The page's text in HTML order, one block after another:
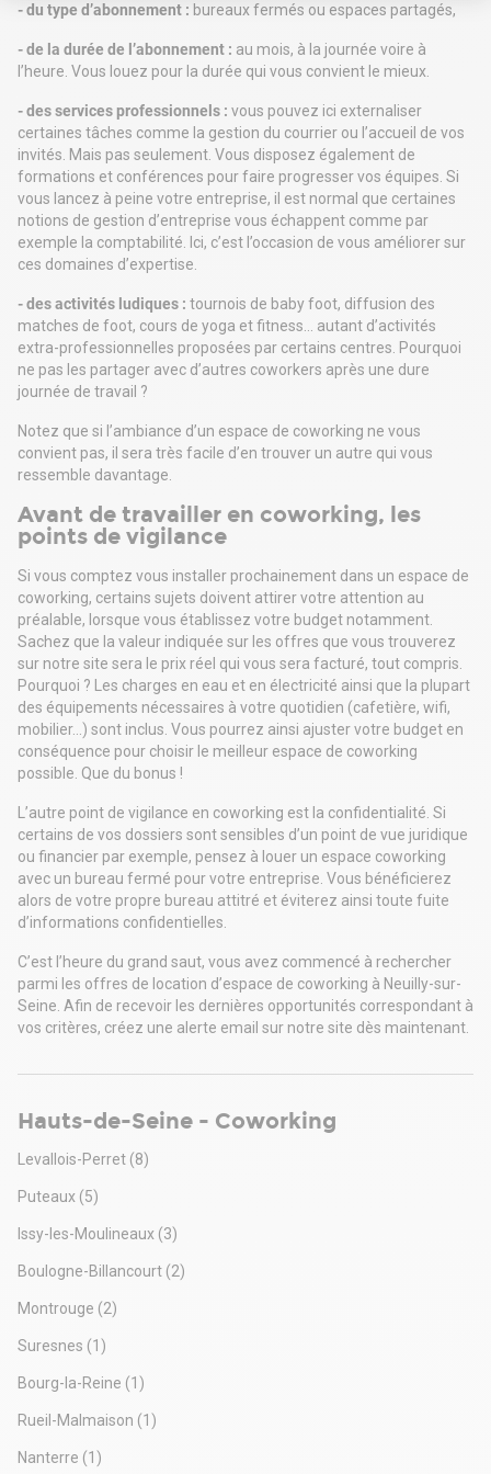
Notre plateforme vous permet d'adapter et de gérer vos paramètres
- du type d’abonnement : bureaux fermés ou espaces partagés,
- de la durée de l’abonnement : au mois, à la journée voire à
l’heure. Vous louez pour la durée qui vous convient le mieux.
- des services professionnels : vous pouvez ici externaliser
certaines tâches comme la gestion du courrier ou l’accueil de vos
invités. Mais pas seulement. Vous disposez également de
formations et conférences pour faire progresser vos équipes. Si
vous lancez à peine votre entreprise, il est normal que certaines
notions de gestion d’entreprise vous échappent comme par
exemple la comptabilité. Ici, c’est l’occasion de vous améliorer sur
ces domaines d’expertise.
- des activités ludiques : tournois de baby foot, diffusion des
matches de foot, cours de yoga et fitness… autant d’activités
extra-professionnelles proposées par certains centres. Pourquoi
ne pas les partager avec d’autres coworkers après une dure
journée de travail ?
Notez que si l’ambiance d’un espace de coworking ne vous
convient pas, il sera très facile d’en trouver un autre qui vous
ressemble davantage.
Avant de travailler en coworking, les
points de vigilance
Si vous comptez vous installer prochainement dans un espace de
coworking, certains sujets doivent attirer votre attention au
préalable, lorsque vous établissez votre budget notamment.
Sachez que la valeur indiquée sur les offres que vous trouverez
sur notre site sera le prix réel qui vous sera facturé, tout compris.
Pourquoi ? Les charges en eau et en électricité ainsi que la plupart
des équipements nécessaires à votre quotidien (cafetière, wifi,
mobilier…) sont inclus. Vous pourrez ainsi ajuster votre budget en
conséquence pour choisir le meilleur espace de coworking
possible. Que du bonus !
L’autre point de vigilance en coworking est la confidentialité. Si
certains de vos dossiers sont sensibles d’un point de vue juridique
ou financier par exemple, pensez à louer un espace coworking
avec un bureau fermé pour votre entreprise. Vous bénéficierez
alors de votre propre bureau attitré et éviterez ainsi toute fuite
d’informations confidentielles.
C’est l’heure du grand saut, vous avez commencé à rechercher
parmi les offres de location d’espace de coworking à Neuilly-sur-
Seine. Afin de recevoir les dernières opportunités correspondant à
vos critères, créez une alerte email sur notre site dès maintenant.
Hauts-de-Seine - Coworking
Levallois-Perret (8)
Puteaux (5)
Issy-les-Moulineaux (3)
Boulogne-Billancourt (2)
Montrouge (2)
Suresnes (1)
Bourg-la-Reine (1)
Rueil-Malmaison (1)
Nanterre (1)